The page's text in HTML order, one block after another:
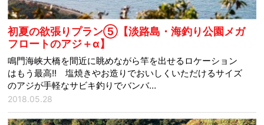
初夏の欲張りプラン⑤【淡路島・海釣り公園メガ
フロートのアジ＋α】
鳴門海峡大橋を間近に眺めながら竿を出せるロケーション
はもう最高!! 塩焼きやお造りでおいしくいただけるサイズ
のアジが手軽なサビキ釣りでバンバ…
2018.05.28